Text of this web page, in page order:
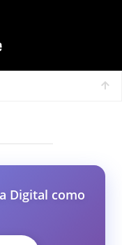
Digital como